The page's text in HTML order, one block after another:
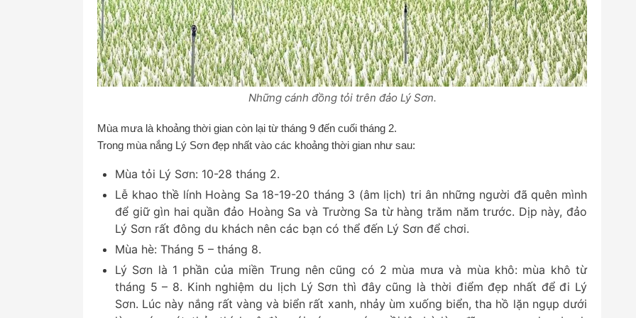
Những cánh đồng tỏi trên đảo Lý Sơn.
Mùa mưa là khoảng thời gian còn lại từ tháng 9 đến cuối tháng 2.
Trong mùa nắng Lý Sơn đẹp nhất vào các khoảng thời gian như sau:
Mùa tỏi Lý Sơn: 10-28 tháng 2.
Lễ khao thề lính Hoàng Sa 18-19-20 tháng 3 (âm lịch) tri ân những người đã quên mình
để giữ gìn hai quần đảo Hoàng Sa và Trường Sa từ hàng trăm năm trước. Dịp này, đảo
Lý Sơn rất đông du khách nên các bạn có thể đến Lý Sơn để chơi.
Mùa hè: Tháng 5 – tháng 8.
Lý Sơn là 1 phần của miền Trung nên cũng có 2 mùa mưa và mùa khô: mùa khô từ
tháng 5 – 8. Kinh nghiệm du lịch Lý Sơn thì đây cũng là thời điểm đẹp nhất để đi Lý
Sơn. Lúc này nắng rất vàng và biển rất xanh, nhảy ùm xuống biển, tha hồ lặn ngụp dưới